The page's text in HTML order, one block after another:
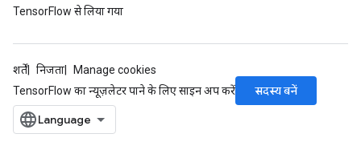
TensorFlow से लिया गया
शर्तें निजता
Manage cookies
TensorFlow का न्यूज़लेटर पाने के लिए साइन अप करें
सदस्य बनें